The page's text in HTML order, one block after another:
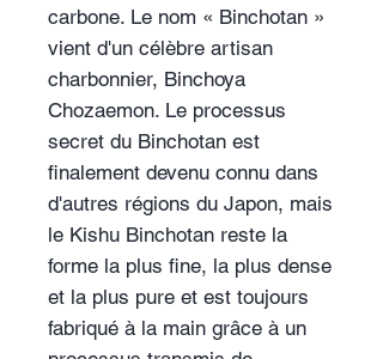
carbone. Le nom « Binchotan »
vient d'un célèbre artisan
charbonnier, Binchoya
Chozaemon. Le processus
secret du Binchotan est
finalement devenu connu dans
d'autres régions du Japon, mais
le Kishu Binchotan reste la
forme la plus fine, la plus dense
et la plus pure et est toujours
fabriqué à la main grâce à un